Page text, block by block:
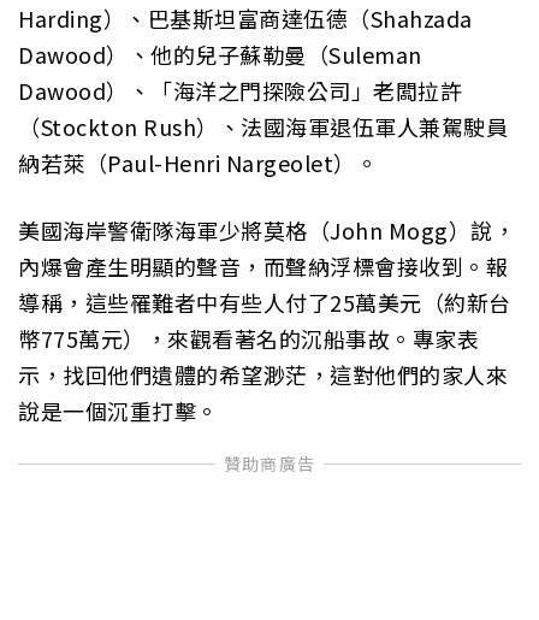
Harding）、巴基斯坦富商達伍德（Shahzada
Dawood）、他的兒子蘇勒曼（Suleman
Dawood）、「海洋之門探險公司」老闆拉許
（Stockton Rush）、法國海軍退伍軍人兼駕駛員
納若萊（Paul-Henri Nargeolet）。
美國海岸警衛隊海軍少將莫格（John Mogg）說，
內爆會產生明顯的聲音，而聲納浮標會接收到。報
導稱，這些罹難者中有些人付了25萬美元（約新台
幣775萬元），來觀看著名的沉船事故。專家表
示，找回他們遺體的希望渺茫，這對他們的家人來
說是一個沉重打擊。